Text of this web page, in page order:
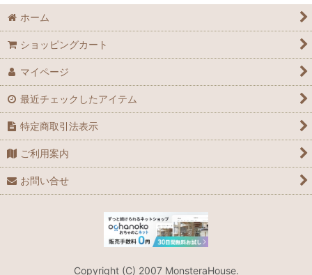
ジンベエザメ
色お任せお得なキット
ホーム
ショッピングカート
マイページ
最近チェックしたアイテム
特定商取引法表示
ご利用案内
お問い合せ
Copyright (C) 2007 MonsteraHouse.